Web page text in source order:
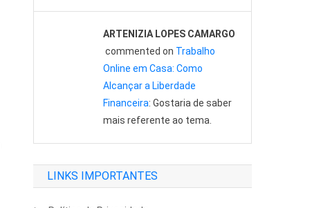
ARTENIZIA LOPES CAMARGO
commented on Trabalho
Online em Casa: Como
Alcançar a Liberdade
Financeira: Gostaria de saber
mais referente ao tema.
LINKS IMPORTANTES